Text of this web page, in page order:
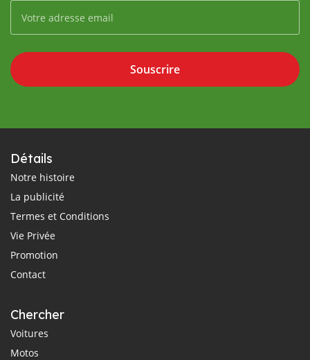
Souscrire
Détails
Notre histoire
La publicité
Termes et Conditions
Vie Privée
Promotion
Contact
Chercher
Voitures
Motos